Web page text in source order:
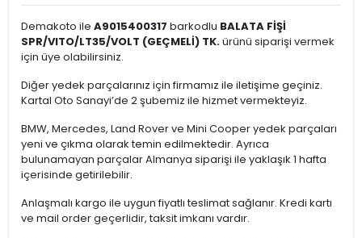
Demakoto ile A9015400317 barkodlu BALATA FİŞİ
SPR/VITO/LT35/VOLT (GEÇMELİ) TK.ürünü siparişi vermek
için üye olabilirsiniz.
Diğer yedek parçalarınız için firmamız ile iletişime geçiniz.
Kartal Oto Sanayi’de 2 şubemiz ile hizmet vermekteyiz.
BMW, Mercedes, Land Rover ve Mini Cooper yedek parçaları
yeni ve çıkma olarak temin edilmektedir. Ayrıca
bulunamayan parçalar Almanya siparişi ile yaklaşık 1 hafta
içerisinde getirilebilir.
Anlaşmalı kargo ile uygun fiyatlı teslimat sağlanır. Kredi kartı
ve mail order geçerlidir, taksit imkanı vardır.